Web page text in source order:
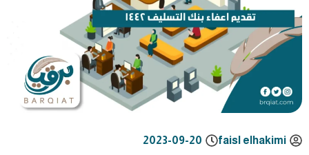
faisl elhakimi
2023-09-20